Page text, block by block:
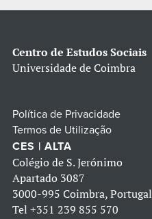
Centro de Estudos Sociais
Universidade de Coimbra
Política de Privacidade
Termos de Utilização
CES | ALTA
Colégio de S. Jerónimo
Apartado 3087
3000-995 Coimbra, Portugal
Tel +351 239 855 570